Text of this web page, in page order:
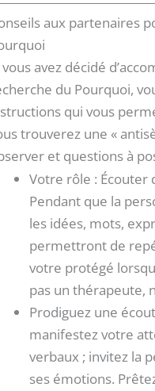
aux partenaires
vous avez décidé
du Pourquoi,
qui vous
trouverez une «
et questions à
Votre rôle : Écouter
Pendant que la
les idées, mots,
permettront de
votre protégé
pas un thérapeute,
Prodiguez une
manifestez votre
verbaux ; invitez la
ses émotions.